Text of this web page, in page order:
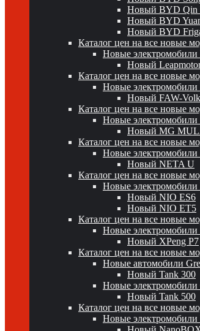
Новый BYD Qin
Новый BYD
Новый BYD
Каталог цен на все новые
Новые электромобили
Новый
Каталог цен на все новые
Новые электромобили
Новый FAW-
Каталог цен на все новые
Новые электромобили
Новый MG
Каталог цен на все новые
Новые электромобили
Новый NETA U
Каталог цен на все новые
Новые
Новый NIO ES6
Новый NIO ET5
Каталог цен на все новые
Новые электромобили
Новый XPeng P7
Каталог цен на все новые
Новые автомобили
Новый Tank 300
Новые электромобили
Новый Tank 500
Каталог цен на все новые
Новые электромобили